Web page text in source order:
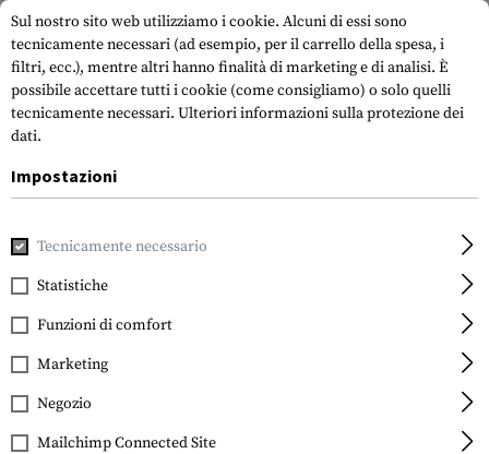
Blackhawk
CQC SERPA Holster für
USP / P8 Left
Sul nostro sito web utilizziamo i cookie. Alcuni di essi sono
tecnicamente necessari (ad esempio, per il carrello della spesa, i
filtri, ecc.), mentre altri hanno finalità di marketing e di analisi. È
possibile accettare tutti i cookie (come consigliamo) o solo quelli
tecnicamente necessari. Ulteriori informazioni sulla protezione dei
dati.
Impostazioni
Tecnicamente necessario
Statistiche
Funzioni di comfort
Marketing
Negozio
Mailchimp Connected Site